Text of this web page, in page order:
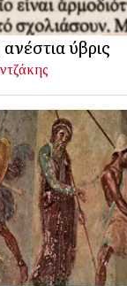
ύβρις